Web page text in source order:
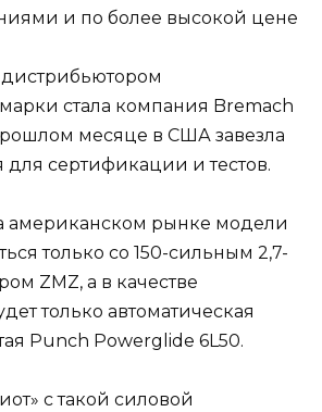
и по более высокой цене
стала компания Bremach
месяце в США завезла
для сертификации и тестов.
американском рынке модели
только со 150-сильным 2,7-
ZMZ, а в качестве
только автоматическая
Punch Powerglide 6L50.
с такой силовой